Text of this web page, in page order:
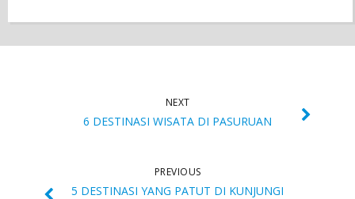
NEXT
6 DESTINASI WISATA DI PASURUAN
PREVIOUS
5 DESTINASI YANG PATUT DI KUNJUNGI